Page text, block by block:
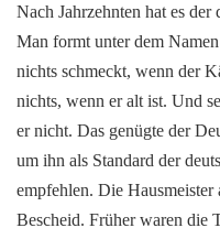
Nach Jahrzehnten hat es der
Man formt unter dem
nichts schmeckt, wenn der
nichts, wenn er alt ist. Und
er nicht. Das genügte der
um ihn als Standard der
empfehlen. Die Hausmeister
Bescheid. Früher waren die